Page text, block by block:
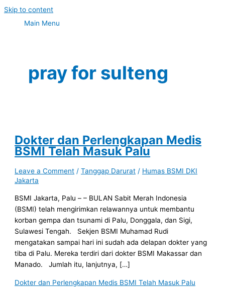
Skip to content
Main Menu
pray for sulteng
Dokter dan Perlengkapan Medis
BSMI Telah Masuk Palu
Leave a Comment /Tanggap Darurat / Humas BSMI DKI
Jakarta
BSMI Jakarta, Palu – – BULAN Sabit Merah Indonesia
(BSMI) telah mengirimkan relawannya untuk membantu
korban gempa dan tsunami di Palu, Donggala, dan Sigi,
Sulawesi Tengah. Sekjen BSMI Muhamad Rudi
mengatakan sampai hari ini sudah ada delapan dokter yang
tiba di Palu. Mereka terdiri dari dokter BSMI Makassar dan
Manado. Jumlah itu, lanjutnya, […]
Dokter dan Perlengkapan Medis BSMI Telah Masuk Palu